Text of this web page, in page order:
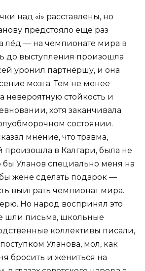
над «i» расставлены, но
предстояло ещё раз
лёд — на чемпионате мира в
до выступления произошла
уронил партнёршу, и она
мозга. Тем не менее
невероятную стойкость и
хотя заканчивала
состоянии.
мнение, что травма,
произошла в Калгари, была не
бы Уланов специально меня на
жене сделать подарок —
выиграть чемпионат мира.
Но народ воспринял это
шли письма, школьные
коллективы писали,
Уланова, мол, как
бросить и жениться на